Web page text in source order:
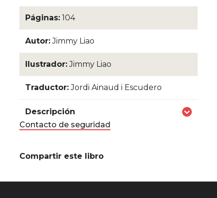
Páginas: 104
Autor: Jimmy Liao
Ilustrador: Jimmy Liao
Traductor: Jordi Ainaud i Escudero
Descripción
Contacto de seguridad
Compartir este libro